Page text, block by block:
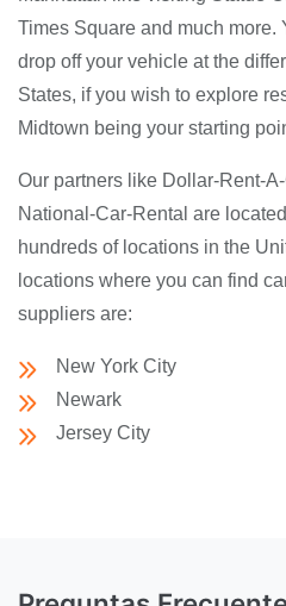
Times Square and much more.
drop off your vehicle at the
States, if you wish to explore
Midtown being your starting
Our partners like Dollar-Rent-
National-Car-Rental are
hundreds of locations in the
locations where you can find
suppliers are:
New York City
Newark
Jersey City